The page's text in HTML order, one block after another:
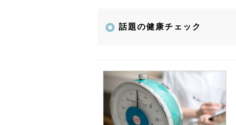
話題の健康チェック